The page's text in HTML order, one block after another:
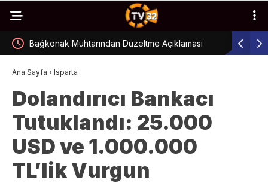
Bağkonak Muhtarından Düzeltme Açıklaması
Ana Sayfa › Isparta
Dolandırıcı Bankacı
Tutuklandı: 25.000
USD ve 1.000.000
TL’lik Vurgun